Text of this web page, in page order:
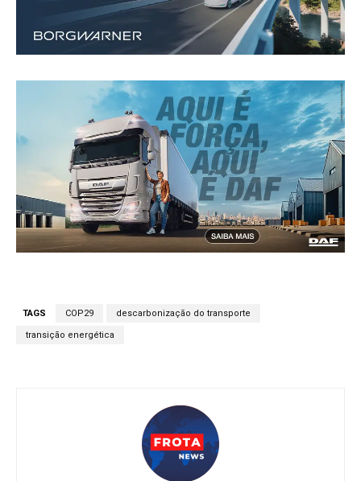
TAGS COP29 descarbonização do transporte
transição energética